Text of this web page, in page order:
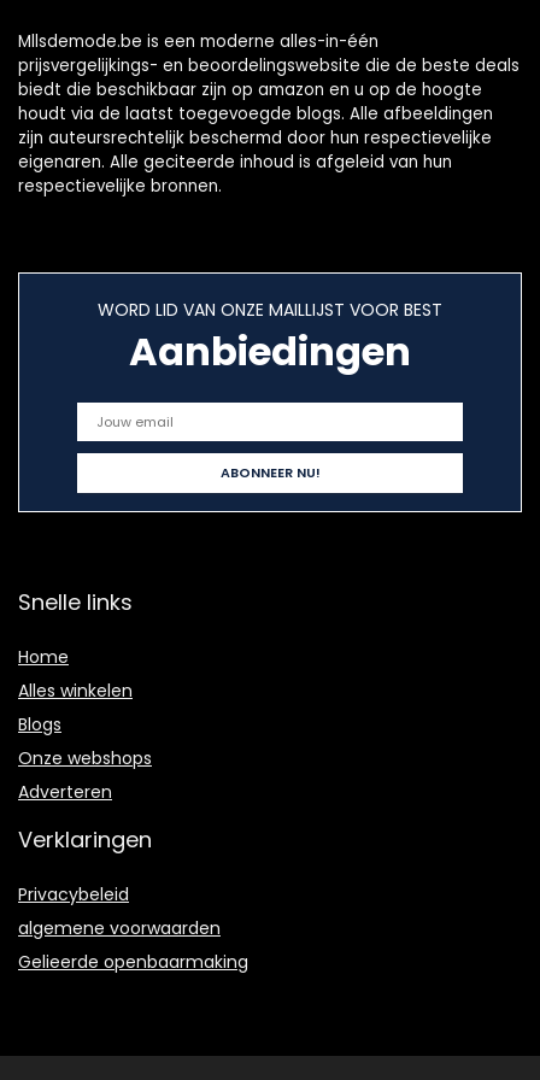
Mllsdemode.be is een moderne alles-in-één
prijsvergelijkings- en beoordelingswebsite die de beste deals
biedt die beschikbaar zijn op amazon en u op de hoogte
houdt via de laatst toegevoegde blogs. Alle afbeeldingen
zijn auteursrechtelijk beschermd door hun respectievelijke
eigenaren. Alle geciteerde inhoud is afgeleid van hun
respectievelijke bronnen.
WORD LID VAN ONZE MAILLIJST VOOR BEST
Aanbiedingen
Snelle links
Home
Alles winkelen
Blogs
Onze webshops
Adverteren
Verklaringen
Privacybeleid
algemene voorwaarden
Gelieerde openbaarmaking